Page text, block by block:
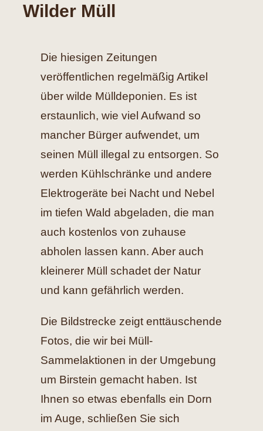
Spenden
Kontakt
Wilder Müll
Die hiesigen Zeitungen
veröffentlichen regelmäßig Artikel
über wilde Mülldeponien. Es ist
erstaunlich, wie viel Aufwand so
mancher Bürger aufwendet, um
seinen Müll illegal zu entsorgen. So
werden Kühlschränke und andere
Elektrogeräte bei Nacht und Nebel
im tiefen Wald abgeladen, die man
auch kostenlos von zuhause
abholen lassen kann. Aber auch
kleinerer Müll schadet der Natur
und kann gefährlich werden.
Die Bildstrecke zeigt enttäuschende
Fotos, die wir bei Müll-
Sammelaktionen in der Umgebung
um Birstein gemacht haben. Ist
Ihnen so etwas ebenfalls ein Dorn
im Auge, schließen Sie sich